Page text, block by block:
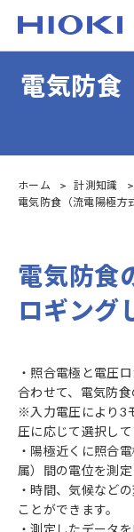
main
電気防食
ホーム 計測知識
電気防食（流電陽極方
電気防食
ロギング
・照合電極と電圧
合わせて、電気防食
※入力電圧により3
圧に応じて選択して
・陽極近くに照合
属）間の電位を測定
・時間、気候など
ことができます。
・測定したデータ